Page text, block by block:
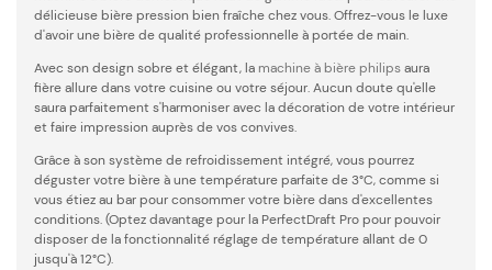
délicieuse bière pression bien fraîche chez vous. Offrez-vous le luxe
d'avoir une bière de qualité professionnelle à portée de main.
Avec son design sobre et élégant, la machine à bière philipsaura
fière allure dans votre cuisine ou votre séjour. Aucun doute qu'elle
saura parfaitement s'harmoniser avec la décoration de votre intérieur
et faire impression auprès de vos convives.
Grâce à son système de refroidissement intégré, vous pourrez
déguster votre bière à une température parfaite de 3°C, comme si
vous étiez au bar pour consommer votre bière dans d'excellentes
conditions. (Optez davantage pour la PerfectDraft Pro pour pouvoir
disposer de la fonctionnalité réglage de température allant de 0
jusqu'à 12°C).